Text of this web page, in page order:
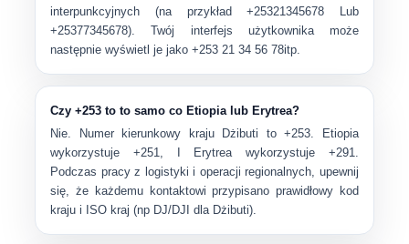
interpunkcyjnych (na przykład+25321345678 Lub
+25377345678). Twój interfejs użytkownika może
następnie wyświetl je jako+253 21 34 56 78itp.
Czy +253 to to samo co Etiopia lub Erytrea?
Nie. Numer kierunkowy kraju Dżibuti to+253.
Etiopia
wykorzystuje+251, I Erytreawykorzystuje +291.
Podczas pracy z logistyki i operacji regionalnych, upewnij
się, że każdemu kontaktowi przypisano prawidłowy kod
kraju i ISO kraj (np DJ/DJI dla Dżibuti).